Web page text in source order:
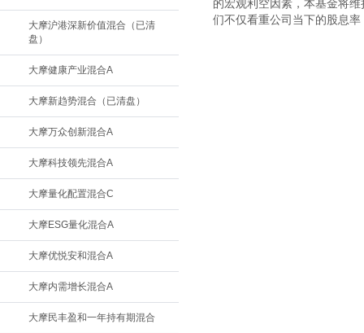
大摩沪港深新价值混合（已清
盘）
大摩健康产业混合A
大摩新趋势混合（已清盘）
大摩万众创新混合A
大摩科技领先混合A
大摩量化配置混合C
大摩ESG量化混合A
大摩优悦安和混合A
大摩内需增长混合A
大摩民丰盈和一年持有期混合
的宏观利空因素，本基金将
们不仅看重公司当下的股息